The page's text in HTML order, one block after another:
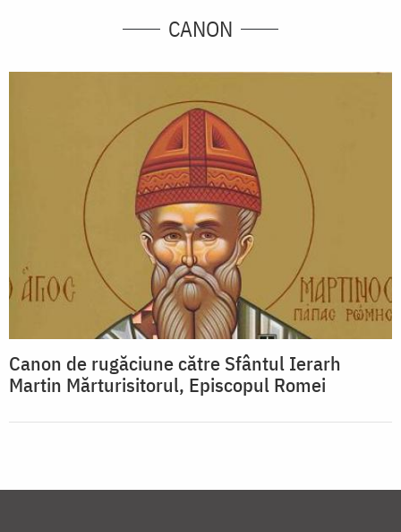
CANON
Canon de rugăciune către Sfântul Ierarh
Martin Mărturisitorul, Episcopul Romei